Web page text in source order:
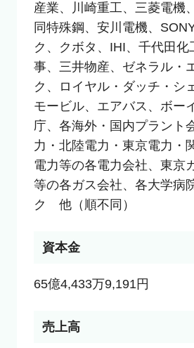
産業、川崎重工、三菱電機
同特殊鋼、安川電機、
ク、クボタ、IHI、千代田化
事、三井物産、ゼネラル・
ク、ロイヤル・ダッチ・シ
モービル、エアバス、ボー
庁、各海外・国内プラント
力・北陸電力・東京電力・
電力等の各電力会社、東京
等の各ガス会社、各大学病
ク　他（順不同）
資本金
65億4,433万9,191円
売上高